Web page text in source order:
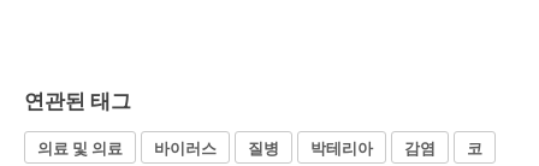
연관된 태그
의료 및 의료 바이러스 질병 박테리아 감염
코